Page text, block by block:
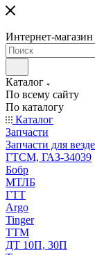
Интернет-
Каталог
По всему сайту
По каталогу
Каталог
Запчасти
Запчасти для
ГТСМ, ГАЗ-34039
Бобр
МТЛБ
ГТТ
Argo
Tinger
ТТМ
ДТ 10П, 30П